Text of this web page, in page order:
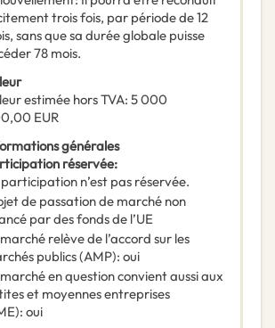
trois fois, par période de 12
sans que sa durée globale puisse
78 mois.
estimée hors TVA: 5 000
EUR
générales
réservée:
n’est pas réservée.
de passation de marché non
par des fonds de l’UE
relève de l’accord sur les
publics (AMP): oui
en question convient aussi aux
et moyennes entreprises
: oui